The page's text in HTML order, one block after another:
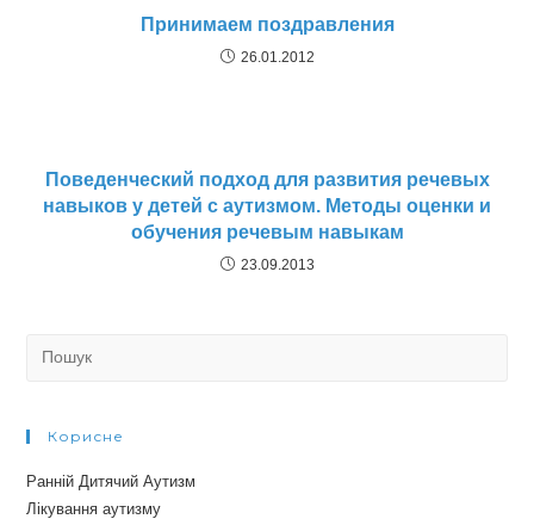
Принимаем поздравления
26.01.2012
Поведенческий подход для развития речевых
навыков у детей с аутизмом. Методы оценки и
обучения речевым навыкам
23.09.2013
Корисне
Ранній Дитячий Аутизм
Лікування аутизму